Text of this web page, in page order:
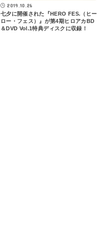
2019.10.26
七夕に開催された『HERO FES.（ヒー
ロー・フェス）』が第4期ヒロアカBD
＆DVD Vol.1特典ディスクに収録！